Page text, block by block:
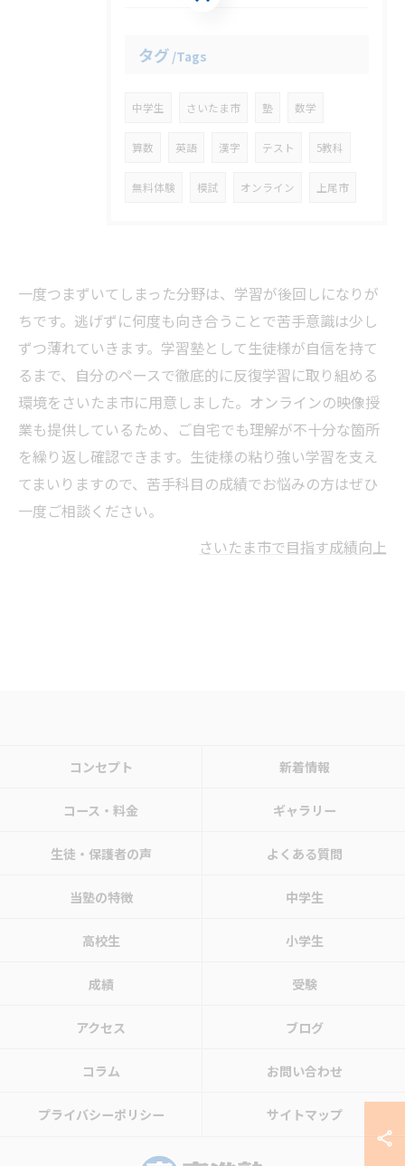
タグ Tags
中学生 さいたま市 塾 数学
算数 英語 漢字 テスト 5教科
無料体験 模試 オンライン 上尾市
一度つまずいてしまった分野は、学習が後回しになりが
ちです。逃げずに何度も向き合うことで苦手意識は少し
ずつ薄れていきます。学習塾として生徒様が自信を持て
るまで、自分のペースで徹底的に反復学習に取り組める
環境をさいたま市に用意しました。オンラインの映像授
業も提供しているため、ご自宅でも理解が不十分な箇所
を繰り返し確認できます。生徒様の粘り強い学習を支え
てまいりますので、苦手科目の成績でお悩みの方はぜひ
一度ご相談ください。
さいたま市で目指す成績向上
コンセプト 新着情報
コース・料金 ギャラリー
生徒・保護者の声 よくある質問
当塾の特徴 中学生
高校生 小学生
成績 受験
アクセス ブログ
コラム お問い合わせ
プライバシーポリシー サイトマップ